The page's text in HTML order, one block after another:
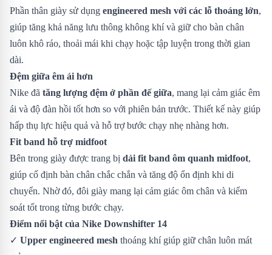
Phần thân giày sử dụng engineered mesh với các lỗ thoáng lớn,
giúp tăng khả năng lưu thông không khí và giữ cho bàn chân
luôn khô ráo, thoải mái khi chạy hoặc tập luyện trong thời gian
dài.
Đệm giữa êm ái hơn
Nike đã tăng lượng đệm ở phần đế giữa, mang lại cảm giác êm
ái và độ đàn hồi tốt hơn so với phiên bản trước. Thiết kế này giúp
hấp thụ lực hiệu quả và hỗ trợ bước chạy nhẹ nhàng hơn.
Fit band hỗ trợ midfoot
Bên trong giày được trang bị dải fit band ôm quanh midfoot,
giúp cố định bàn chân chắc chắn và tăng độ ổn định khi di
chuyển. Nhờ đó, đôi giày mang lại cảm giác ôm chân và kiểm
soát tốt trong từng bước chạy.
Điểm nổi bật của Nike Downshifter 14
✓ Upper engineered mesh thoáng khí giúp giữ chân luôn mát